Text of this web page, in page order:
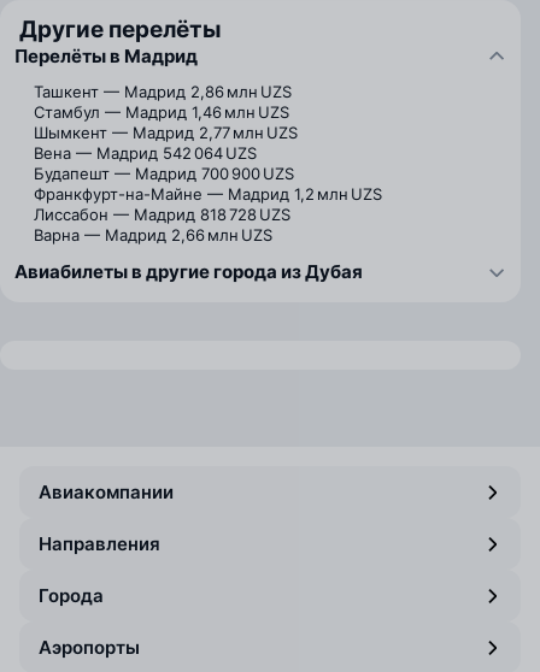
Другие перелёты
Перелёты в Мадрид
Ташкент — Мадрид 2,86 млн UZS
Стамбул — Мадрид 1,46 млн UZS
Шымкент — Мадрид 2,77 млн UZS
Вена — Мадрид 542 064 UZS
Будапешт — Мадрид 700 900 UZS
Франкфурт-на-Майне — Мадрид 1,2 млн UZS
Лиссабон — Мадрид 818 728 UZS
Варна — Мадрид 2,66 млн UZS
Авиабилеты в другие города из Дубая
Авиакомпании
Направления
Города
Аэропорты